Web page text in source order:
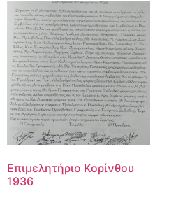
Επιμελητήριο Κορίνθου
1936